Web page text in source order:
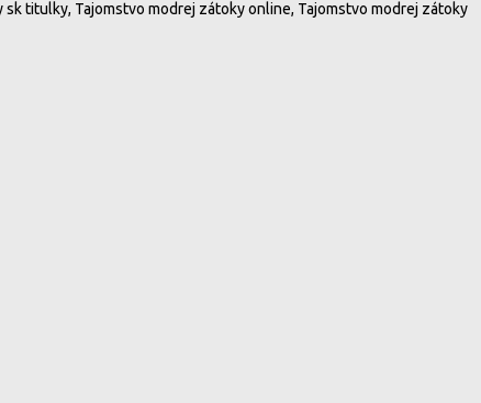
titulky, Tajomstvo modrej zátoky online, Tajomstvo modrej zátoky